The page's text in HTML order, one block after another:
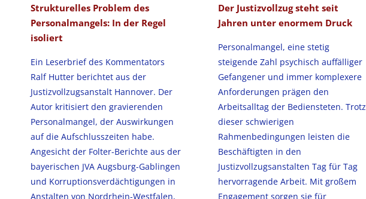
Strukturelles Problem des
Personalmangels: In der Regel
isoliert
Ein Leserbrief des Kommentators
Ralf Hutter berichtet aus der
Justizvollzugsanstalt Hannover. Der
Autor kritisiert den gravierenden
Personalmangel, der Auswirkungen
auf die Aufschlusszeiten habe.
Angesicht der Folter-Berichte aus der
bayerischen JVA Augsburg-Gablingen
und Korruptionsverdächtigungen in
Anstalten von Nordrhein-Westfalen,
Der Justizvollzug steht seit
Jahren unter enormem Druck
Personalmangel, eine stetig
steigende Zahl psychisch auffälliger
Gefangener und immer komplexere
Anforderungen prägen den
Arbeitsalltag der Bediensteten. Trotz
dieser schwierigen
Rahmenbedingungen leisten die
Beschäftigten in den
Justizvollzugsanstalten Tag für Tag
hervorragende Arbeit. Mit großem
Engagement sorgen sie für